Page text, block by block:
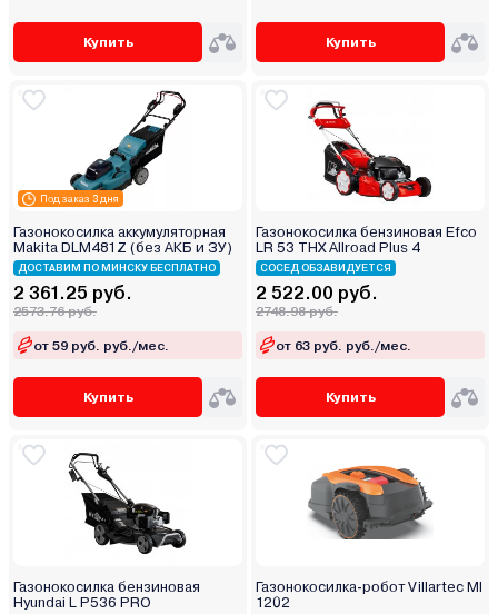
Купить Купить
Под заказ 3 дня
Газонокосилка аккумуляторная
Makita DLM481Z (без АКБ и ЗУ)
ДОСТАВИМ ПО МИНСКУ БЕСПЛАТНО
2 361.25 руб.
2573.76 руб.
от 59 руб. руб./мес.
Купить
Газонокосилка бензиновая Efco
LR 53 THX Allroad Plus 4
СОСЕД ОБЗАВИДУЕТСЯ
2 522.00 руб.
2748.98 руб.
от 63 руб. руб./мес.
Купить
Газонокосилка бензиновая
Hyundai L P536 PRO
Газонокосилка-робот Villartec MI
1202